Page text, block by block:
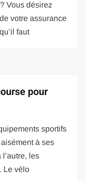
Vous désirez
votre assurance
faut
pour
sportifs
à ses
les
Le vélo